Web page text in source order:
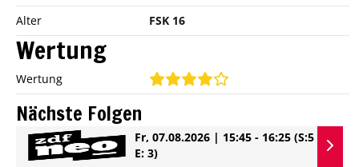
Alter
FSK 16
Wertung
Wertung
Nächste Folgen
Fr, 07.08.2026 | 15:45 - 16:25 (S:5
E: 3)